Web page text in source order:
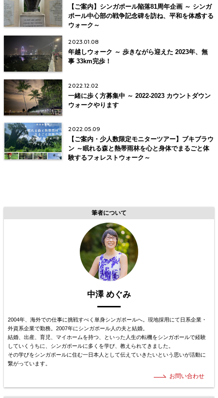
【ご案内】シンガポール陥落81周年企画 ～ シンガ
ポール中心部の戦争記念碑を訪ね、平和を体感する
ウォーク～
2023.01.08
年越しウォーク ～ 歩きながら迎えた 2023年、無
事 33km完歩！
2022.12.02
一緒に歩く方募集中 ～ 2022-2023 カウントダウン
ウォークやります
2022.05.09
【ご案内・少人数限定モニターツアー】ブキブラウ
ン ～眠れる森と熱帯雨林を心と身体でまるごと体
験するフォレストウォーク～
筆者について
中澤 めぐみ
2004年、海外での仕事に挑戦すべく単身シンガポールへ。現地採用にて日系企業・
外資系企業で勤務。2007年にシンガポール人の夫と結婚。
結婚、出産、育児、マイホームを持つ、といった人生の転機をシンガポールで経験
していくうちに、シンガポールに多くを学び、教えられてきました。
その学びをシンガポールに住む一日本人として伝えていきたいという思いが活動に
繋がっています。
お問い合わせ